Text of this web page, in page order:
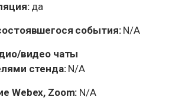
да
события:N/A
видео чаты
стенда:N/A
Webex, Zoom: N/A